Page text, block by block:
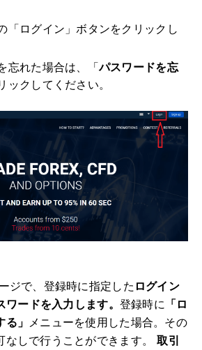
「ログイン」ボタンをクリックし
忘れた場合は、「パスワードを忘
ックしてください。
ジで、 登録時に指定した ログイン
ードを入力します。 登録時に 「ロ
」 メニューを使用した場合。 その
なしで行うことができます。取引